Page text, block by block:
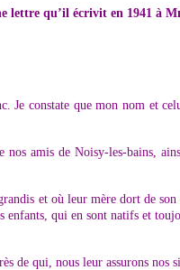
lettre qu’il écrivit en 1941 à
Je constate que mon nom et
amis de Noisy-les-bains,
et où leur mère dort de
qui en sont natifs et
de qui, nous leur assurons nos